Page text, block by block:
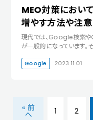
MEO対策におい
増やす方法や注
現代では、Google検索や
が一般的になっています。
Google 2023.11.01
« 前
へ 1 2